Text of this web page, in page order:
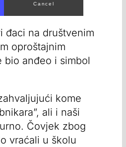
đaci na društvenim
oproštajnim
bio anđeo i simbol
kome
ali i naši
Čovjek zbog
vraćali u školu